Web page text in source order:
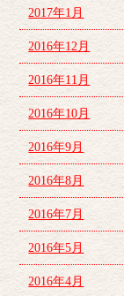
2017年1月
2016年12月
2016年11月
2016年10月
2016年9月
2016年8月
2016年7月
2016年5月
2016年4月